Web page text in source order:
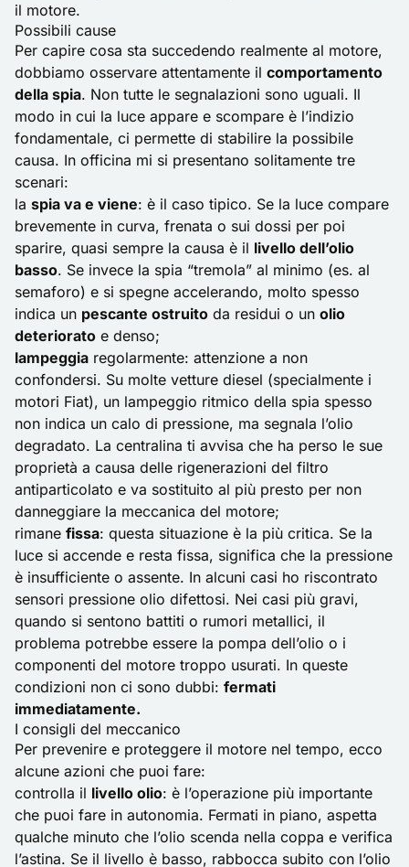
il motore.
Possibili cause
Per capire cosa sta succedendo realmente al motore,
dobbiamo osservare attentamente il comportamento
della spia. Non tutte le segnalazioni sono uguali. Il
modo in cui la luce appare e scompare è l’indizio
fondamentale, ci permette di stabilire la possibile
causa. In officina mi si presentano solitamente tre
scenari:
la spia va e viene: è il caso tipico. Se la luce compare
brevemente in curva, frenata o sui dossi per poi
sparire, quasi sempre la causa è il livello dell’olio
basso. Se invece la spia “tremola” al minimo (es. al
semaforo) e si spegne accelerando, molto spesso
indica un pescante ostruito da residui o un olio
deteriorato e denso;
lampeggia regolarmente: attenzione a non
confondersi. Su molte vetture diesel (specialmente i
motori Fiat), un lampeggio ritmico della spia spesso
non indica un calo di pressione, ma segnala l’olio
degradato. La centralina ti avvisa che ha perso le sue
proprietà a causa delle rigenerazioni del filtro
antiparticolato e va sostituito al più presto per non
danneggiare la meccanica del motore;
rimane fissa: questa situazione è la più critica. Se la
luce si accende e resta fissa, significa che la pressione
è insufficiente o assente. In alcuni casi ho riscontrato
sensori pressione olio difettosi. Nei casi più gravi,
quando si sentono battiti o rumori metallici, il
problema potrebbe essere la pompa dell’olio o i
componenti del motore troppo usurati. In queste
condizioni non ci sono dubbi: fermati
immediatamente.
I consigli del meccanico
Per prevenire e proteggere il motore nel tempo, ecco
alcune azioni che puoi fare:
controlla il livello olio: è l’operazione più importante
che puoi fare in autonomia. Fermati in piano, aspetta
qualche minuto che l’olio scenda nella coppa e verifica
l’astina. Se il livello è basso, rabbocca subito con l’olio